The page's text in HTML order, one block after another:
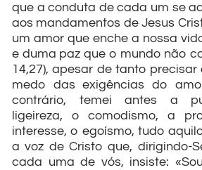
que a conduta de cada um se
aos mandamentos de Jesus
um amor que enche a nossa
e duma paz que o mundo não
14,27), apesar de tanto
medo das exigências do
contrário, temei antes a
ligeireza, o comodismo, a
interesse, o egoísmo, tudo
a voz de Cristo que, dirigindo-
cada uma de vós, insiste: